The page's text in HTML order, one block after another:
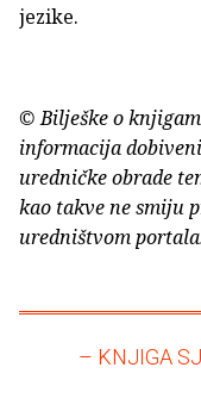
jezike.
© Bilješke o
informacija
uredničke obrade
kao takve ne smiju
uredništvom
– KNJIGA